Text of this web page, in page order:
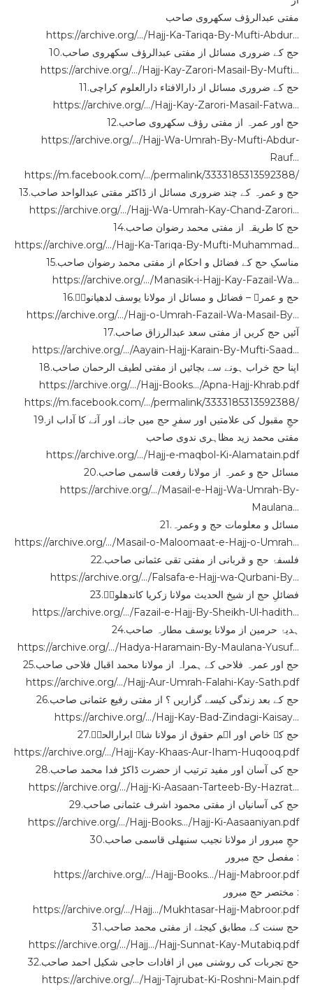
مفتی عبدالرؤف سکھروی صاحب
https://archive.org/…/Hajj-Ka-Tariqa-By-Mufti-Abdur…
10.حج کے ضروری مسائل از مفتی عبدالرؤف سکھروی صاحب
https://archive.org/…/Hajj-Kay-Zarori-Masail-By-Mufti…
11.حج کے ضروری مسائل از دارالافتاء دارالعلوم کراچی
https://archive.org/…/Hajj-Kay-Zarori-Masail-Fatwa…
12.حج اور عمرہ از مفتی رؤف سکھروی صاحب
https://archive.org/…/Hajj-Wa-Umrah-By-Mufti-Abdur-
Rauf…
https://m.facebook.com/…/permalink/3333185313592388/
13.حج و عمرہ کے چند ضروری مسائل از ڈاکٹر مفتی عبدالواحد صاحب
https://archive.org/…/Hajj-Wa-Umrah-Kay-Chand-Zarori…
14.حج کا طریقہ از مفتی محمد رضوان صاحب
https://archive.org/…/Hajj-Ka-Tariqa-By-Mufti-Muhammad…
15.مناسکِ حج کے فضائل و احکام از مفتی محمد رضوان صاحب
https://archive.org/…/Manasik-i-Hajj-Kay-Fazail-Wa…
16.حج و عمرہ – فضائل و مسائل از مولانا یوسف لدھیانویؒ
https://archive.org/…/Hajj-o-Umrah-Fazail-Wa-Masail-By…
17.آئیں حج کریں از مفتی سعد عبدالرزاق صاحب
https://archive.org/…/Aayain-Hajj-Karain-By-Mufti-Saad…
18.اپنا حج خراب ہونے سے بچائیں از مفتی لطیف الرحمان صاحب
https://archive.org/…/Hajj-Books…/Apna-Hajj-Khrab.pdf
https://m.facebook.com/…/permalink/3333185313592388/
19.حجِ مقبول کی علامتیں اور سفرِ حج میں جانے اور آنے کا آداب از
مفتی محمد زید مظاہری ندوی صاحب
https://archive.org/…/Hajj-e-maqbol-Ki-Alamatain.pdf
20.مسائل حج و عمرہ از مولانا رفعت قاسمی صاحب
https://archive.org/…/Masail-e-Hajj-Wa-Umrah-By-
Maulana…
21.مسائل و معلومات حج و وعمرہ
https://archive.org/…/Masail-o-Maloomaat-e-Hajj-o-Umrah…
22.فلسفۂ حج و قربانی از مفتی تقی عثمانی صاحب
https://archive.org/…/Falsafa-e-Hajj-wa-Qurbani-By…
23.فضائلِ حج از شیخ الحدیث مولانا زکریا کاندھلویؒ
https://archive.org/…/Fazail-e-Hajj-By-Sheikh-Ul-hadith…
24.ہدیۂ حرمین از مولانا یوسف مطارہ صاحب
https://archive.org/…/Hadya-Haramain-By-Maulana-Yusuf…
25.حج اور عمرہ فلاحی کے ہمراہ از مولانا محمد اقبال فلاحی صاحب
https://archive.org/…/Hajj-Aur-Umrah-Falahi-Kay-Sath.pdf
26.حج کے بعد زندگی کیسے گزاریں ؟ از مفتی رفیع عثمانی صاحب
https://archive.org/…/Hajj-Kay-Bad-Zindagi-Kaisay…
27.حج کے خاص اور اہم حقوق از مولانا شاہ ابرارالحقؒ
https://archive.org/…/Hajj-Kay-Khaas-Aur-Iham-Huqooq.pdf
28.حج کی آسان اور مفید ترتیب از حضرت ڈاکڑ فدا محمد صاحب
https://archive.org/…/Hajj-Ki-Aasaan-Tarteeb-By-Hazrat…
29.حج کی آسانیاں از مفتی محمود اشرف عثمانی صاحب
https://archive.org/…/Hajj-Books…/Hajj-Ki-Aasaaniyan.pdf
30.حجِ مبرور از مولانا نجیب سنبھلی قاسمی صاحب
مفصل حج مبرور :
https://archive.org/…/Hajj-Books…/Hajj-Mabroor.pdf
مختصر حج مبرور :
https://archive.org/…/Hajj…/Mukhtasar-Hajj-Mabroor.pdf
31.حج سنت کے مطابق کیجئے از مفتی محمد صاحب
https://archive.org/…/Hajj…/Hajj-Sunnat-Kay-Mutabiq.pdf
32.حج تجربات کی روشنی میں از افادات حاجی شکیل احمد صاحب
https://archive.org/…/Hajj-Tajrubat-Ki-Roshni-Main.pdf